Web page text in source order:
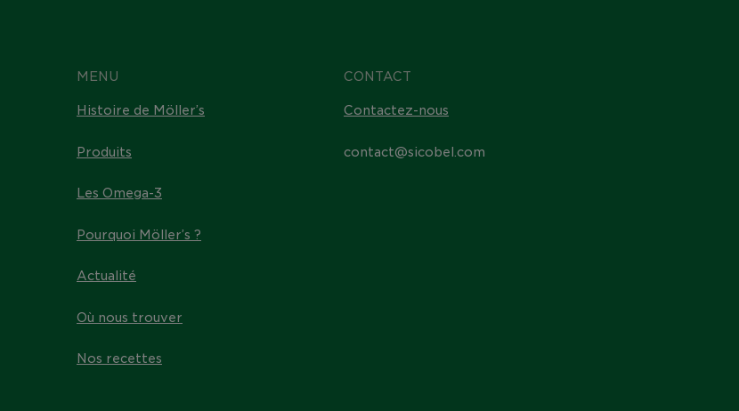
MENU
Histoire de Möller’s
Produits
Les Omega-3
Pourquoi Möller’s ?
Actualité
Où nous trouver
Nos recettes
CONTACT
Contactez-nous
contact@sicobel.com